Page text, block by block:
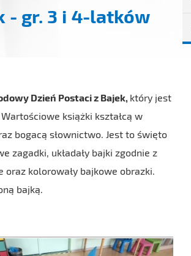
- gr. 3 i 4-latków
Dzień Postaci z Bajek, który jest
książki kształcą w
bogacą słownictwo. Jest to święto
zagadki, układały bajki zgodnie z
oraz kolorowały bajkowe obrazki.
bajką.